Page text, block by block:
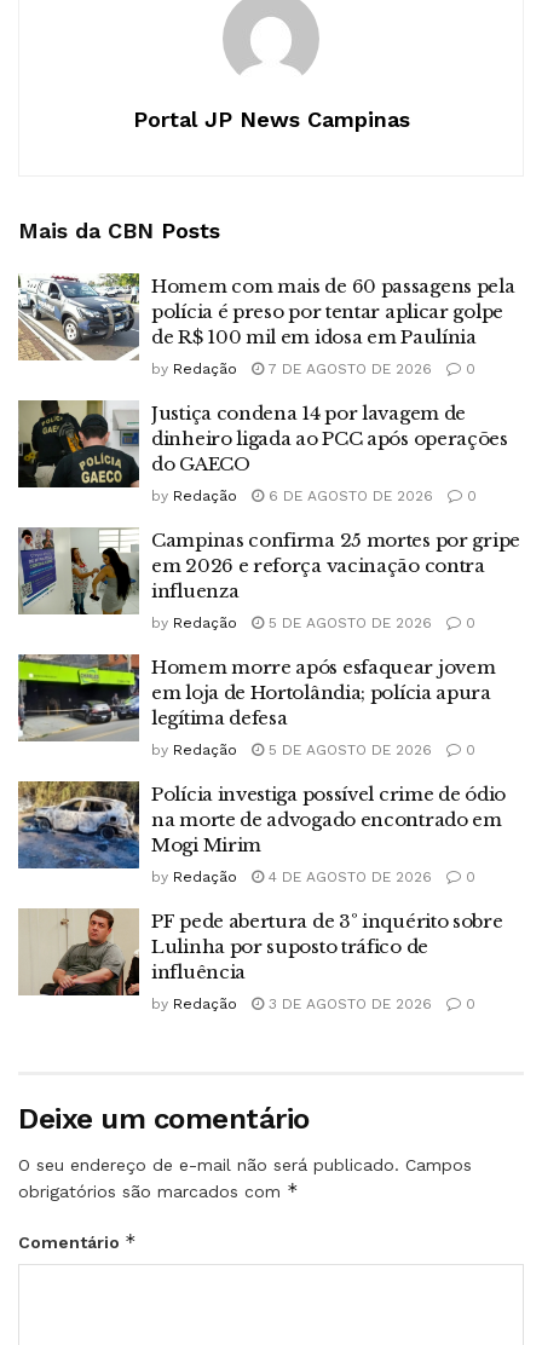
Portal JP News Campinas
Mais da CBN Posts
Homem com mais de 60 passagens pela
polícia é preso por tentar aplicar golpe
de R$ 100 mil em idosa em Paulínia
by Redação 7 DE AGOSTO DE 2026 0
Justiça condena 14 por lavagem de
dinheiro ligada ao PCC após operações
do GAECO
by Redação 6 DE AGOSTO DE 2026 0
Campinas confirma 25 mortes por gripe
em 2026 e reforça vacinação contra
influenza
by Redação 5 DE AGOSTO DE 2026 0
Homem morre após esfaquear jovem
em loja de Hortolândia; polícia apura
legítima defesa
by Redação 5 DE AGOSTO DE 2026 0
Polícia investiga possível crime de ódio
na morte de advogado encontrado em
Mogi Mirim
by Redação 4 DE AGOSTO DE 2026 0
PF pede abertura de 3º inquérito sobre
Lulinha por suposto tráfico de
influência
by Redação 3 DE AGOSTO DE 2026 0
Deixe um comentário
O seu endereço de e-mail não será publicado. Campos
obrigatórios são marcados com *
Comentário *